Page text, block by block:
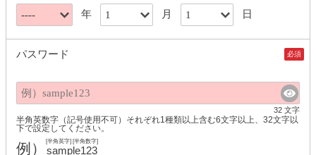
年 月 日
パスワード 必須
32 文字
半角英数字（記号使用不可）それぞれ1種類以上含む6文字以上、32文字以
下で設定してください。
例） sample123
[半角英字] [半角数字]